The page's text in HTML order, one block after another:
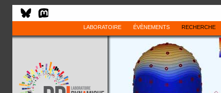
LABORATOIRE ÉVÈNEMENTS RECHERCHE